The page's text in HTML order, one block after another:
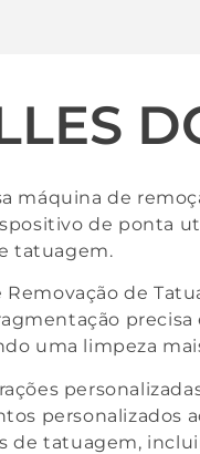
máquina de
de ponta
tatuagem.
Removação de
uma limpeza
personalizados
de tatuagem,